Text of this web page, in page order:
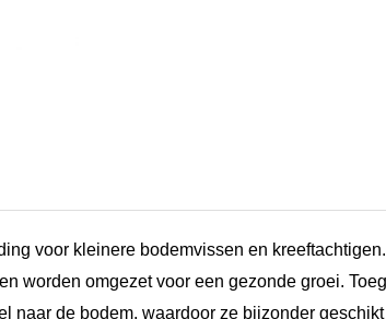
,
1
voor kleinere bodemvissen en
worden omgezet voor een gezonde groei.
naar de bodem, waardoor ze bijzonder